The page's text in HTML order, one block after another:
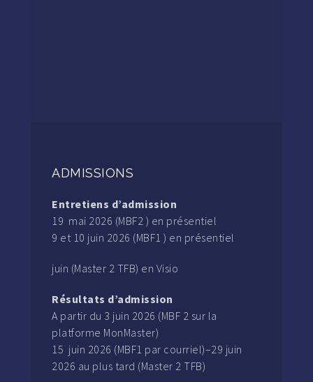
ADMISSIONS
Entretiens d’admission
19 mai 2026 (MBF2 ) en présentiel
9 et 10 juin 2026 (MBF1 ) en présentiel
juin (Master 2 TFB) en Visio
Résultats d’admission
A partir du 3 juin 2026 (MBF 2 sur la
platforme MonMaster)
15 juin 2026 (MBF1 par courriel)–29 juin
2026 au plus tard (Master 2 TFB)